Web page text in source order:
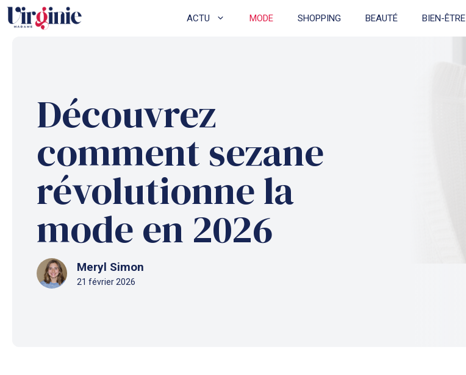
Aller
au
ACTU MODE SHOPPING BEAUTÉ BIEN-ÊTRE
Découvrez
comment sezane
révolutionne la
mode en 2026
Meryl Simon
21 février 2026